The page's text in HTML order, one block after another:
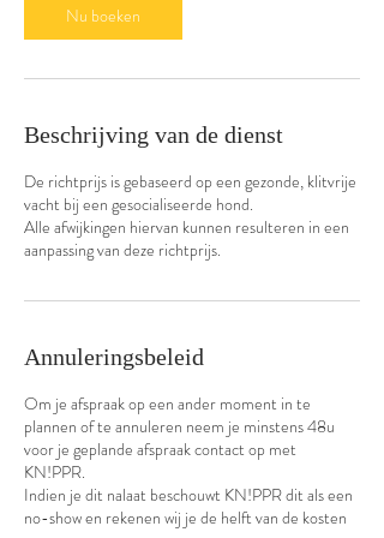
4
5
i
Nu boeken
Beschrijving van de dienst
De richtprijs is gebaseerd op een gezonde, klitvrije
vacht bij een gesocialiseerde hond.
Alle afwijkingen hiervan kunnen resulteren in een
aanpassing van deze richtprijs.
Annuleringsbeleid
Om je afspraak op een ander moment in te
plannen of te annuleren neem je minstens 48u
voor je geplande afspraak contact op met
KN!PPR.
Indien je dit nalaat beschouwt KN!PPR dit als een
no-show en rekenen wij je de helft van de kosten